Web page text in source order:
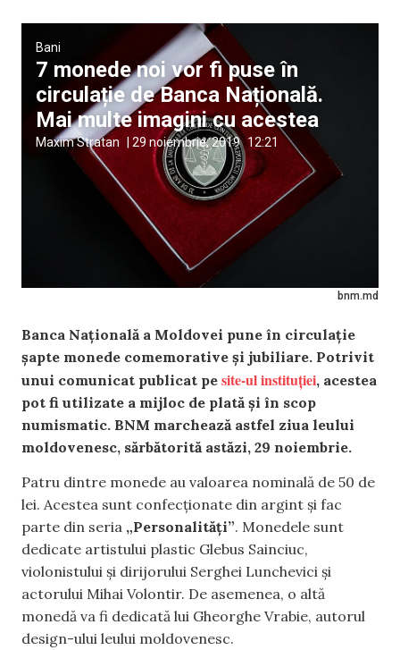
bnm.md
Bani
7 monede noi vor fi puse în
circulație de Banca Națională.
Mai multe imagini cu acestea
Maxim Stratan 29 noiembrie, 2019 12:21
Banca Națională a Moldovei pune în circulație
șapte monede comemorative și jubiliare. Potrivit
unui comunicat publicat pe site-ul instituției, acestea
pot fi utilizate a mijloc de plată și în scop
numismatic. BNM marchează astfel ziua leului
moldovenesc, sărbătorită astăzi, 29 noiembrie.
Patru dintre monede au valoarea nominală de 50 de
lei. Acestea sunt confecționate din argint și fac
parte din seria „Personalități”. Monedele sunt
dedicate artistului plastic Glebus Sainciuc,
violonistului și dirijorului Serghei Lunchevici și
actorului Mihai Volontir. De asemenea, o altă
monedă va fi dedicată lui Gheorghe Vrabie, autorul
design-ului leului moldovenesc.